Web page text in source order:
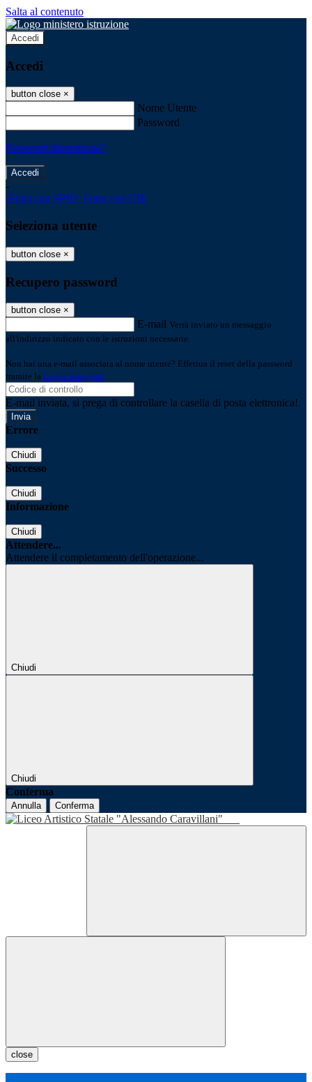
Salta al contenuto
Accedi
Accedi
button close ×
Nome Utente
Password
Password dimenticata?
-
Entra con SPID Entra con CIE
Seleziona utente
button close ×
Recupero password
button close ×
E-mail Verrà inviato un messaggio
all'indirizzo indicato con le istruzioni necessarie.
Non hai una e-mail associata al nome utente? Effettua il reset della password
tramite la Login Spaggiari
E-mail inviata, si prega di controllare la casella di posta elettronica!
Errore
Chiudi
Successo
Chiudi
Informazione
Chiudi
Attendere...
Attendere il completamento dell'operazione...
Chiudi
Chiudi
Conferma
Annulla Conferma
close